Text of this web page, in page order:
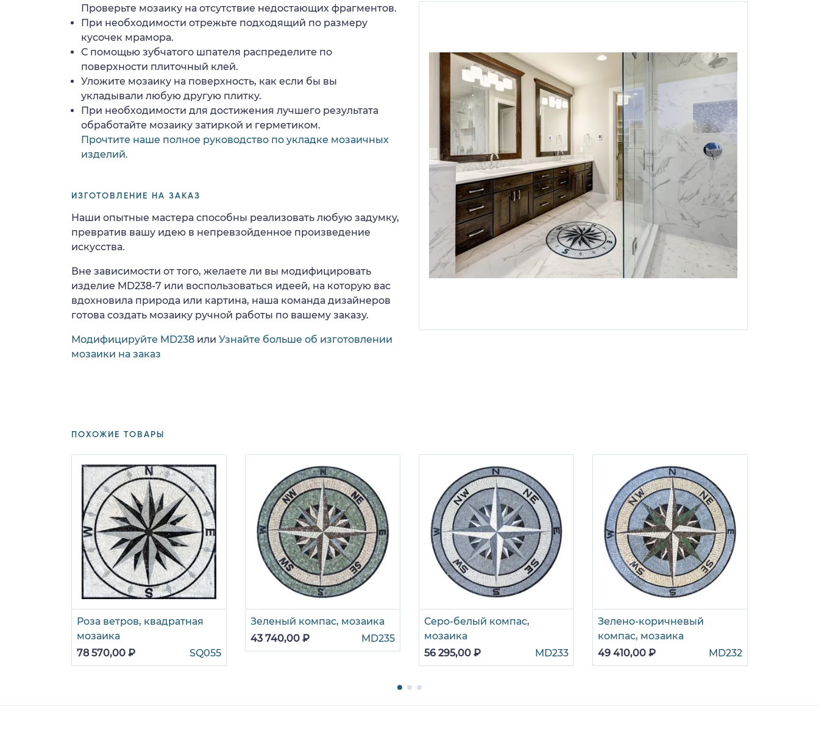
Проверьте мозаику на отсутствие недостающих фрагментов.
При необходимости отрежьте подходящий по размеру
кусочек мрамора.
С помощью зубчатого шпателя распределите по
поверхности плиточный клей.
Уложите мозаику на поверхность, как если бы вы
укладывали любую другую плитку.
При необходимости для достижения лучшего результата
обработайте мозаику затиркой и герметиком.
Прочтите наше полное руководство по укладке мозаичных
изделий.
ИЗГОТОВЛЕНИЕ НА ЗАКАЗ
Наши опытные мастера способны реализовать любую задумку,
превратив вашу идею в непревзойденное произведение
искусства.
Вне зависимости от того, желаете ли вы модифицировать
изделие MD238-7 или воспользоваться идеей, на которую вас
вдохновила природа или картина, наша команда дизайнеров
готова создать мозаику ручной работы по вашему заказу.
Модифицируйте MD238 или Узнайте больше об изготовлении
мозаики на заказ
ПОХОЖИЕ ТОВАРЫ
Роза ветров, квадратная
мозаика
78 570,00 ₽
SQ055
Зеленый компас, мозаика
43 740,00 ₽
MD235
Серо-белый компас,
мозаика
56 295,00 ₽
MD233
Зелено-коричневый
компас, мозаика
49 410,00 ₽
MD232